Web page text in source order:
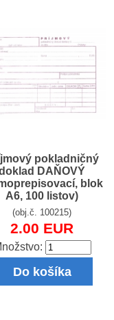
pokladničný
DAŇOVÝ
blok
A6, 100 listov)
(obj.č. 100215)
2.00 EUR
Do košíka